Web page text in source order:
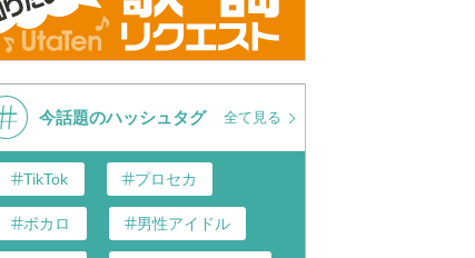
今話題のハッシュタグ 全て見る
TikTok プロセカ
ボカロ 男性アイドル